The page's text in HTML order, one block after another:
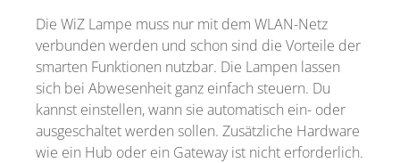
Die WiZ Lampe muss nur mit dem WLAN-Netz
verbunden werden und schon sind die Vorteile der
smarten Funktionen nutzbar. Die Lampen lassen
sich bei Abwesenheit ganz einfach steuern. Du
kannst einstellen, wann sie automatisch ein- oder
ausgeschaltet werden sollen. Zusätzliche Hardware
wie ein Hub oder ein Gateway ist nicht erforderlich.